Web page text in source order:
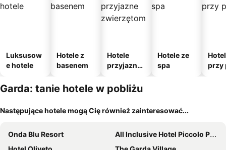
Luksusow
e hotele
Hotele z
basenem
Hotele
przyjazne
m
Hotele ze
spa
przy
Garda: tanie hotele w pobliżu
Następujące hotele mogą Cię również zainteresować...
Onda Blu Resort
All Inclusive Hotel Piccolo Paradiso